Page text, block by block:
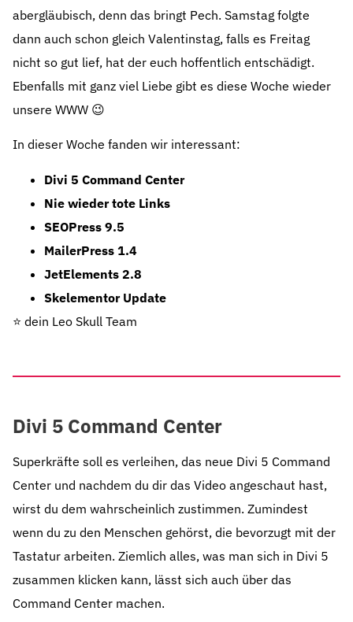
abergläubisch, denn das bringt Pech. Samstag folgte
dann auch schon gleich Valentinstag, falls es Freitag
nicht so gut lief, hat der euch hoffentlich entschädigt.
Ebenfalls mit ganz viel Liebe gibt es diese Woche wieder
unsere WWW 😉
In dieser Woche fanden wir interessant:
Divi 5 Command Center
Nie wieder tote Links
SEOPress 9.5
MailerPress 1.4
JetElements 2.8
Skelementor Update
⭐️ dein Leo Skull Team
Divi 5 Command Center
Superkräfte soll es verleihen, das neue Divi 5 Command
Center und nachdem du dir das Video angeschaut hast,
wirst du dem wahrscheinlich zustimmen. Zumindest
wenn du zu den Menschen gehörst, die bevorzugt mit der
Tastatur arbeiten. Ziemlich alles, was man sich in Divi 5
zusammen klicken kann, lässt sich auch über das
Command Center machen.